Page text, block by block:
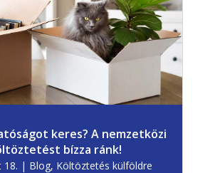
keres? A nemzetközi
bízza ránk!
18. | Blog, Költöztetés külföldre